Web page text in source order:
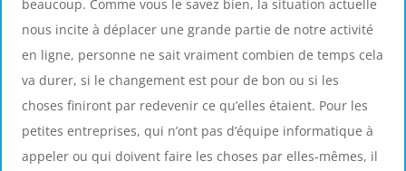
beaucoup. Comme vous le savez bien, la situation actuelle
nous incite à déplacer une grande partie de notre activité
en ligne, personne ne sait vraiment combien de temps cela
va durer, si le changement est pour de bon ou si les
choses finiront par redevenir ce qu’elles étaient. Pour les
petites entreprises, qui n’ont pas d’équipe informatique à
appeler ou qui doivent faire les choses par elles-mêmes, il